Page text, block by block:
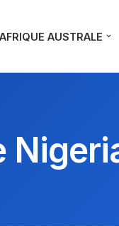
AFRIQUE AUSTRALE